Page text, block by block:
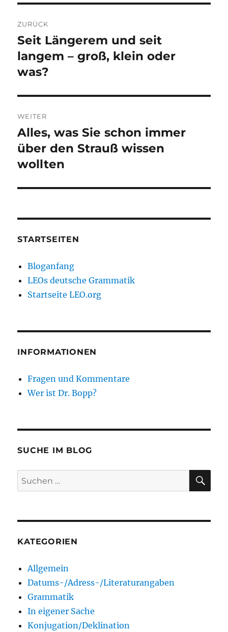
ZURÜCK
Vorheriger
Beitrag:
Seit Längerem und seit
langem – groß, klein oder
was?
WEITER
Nächster
Beitrag:
Alles, was Sie schon immer
über den Strauß wissen
wollten
STARTSEITEN
Bloganfang
LEOs deutsche Grammatik
Startseite LEO.org
INFORMATIONEN
Fragen und Kommentare
Wer ist Dr. Bopp?
SUCHE IM BLOG
Suchen
nach:
KATEGORIEN
Allgemein
Datums-/Adress-/Literaturangaben
Grammatik
In eigener Sache
Konjugation/Deklination